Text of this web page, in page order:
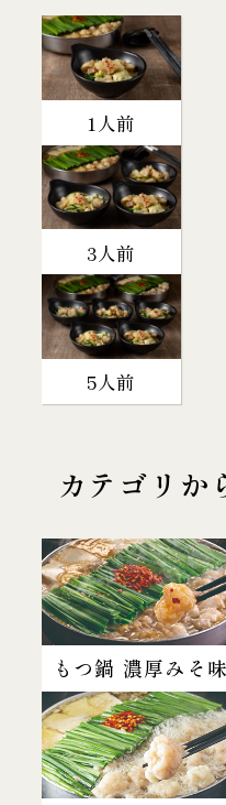
1人前
3人前
5人前
カテゴリか
もつ鍋 濃厚みそ味